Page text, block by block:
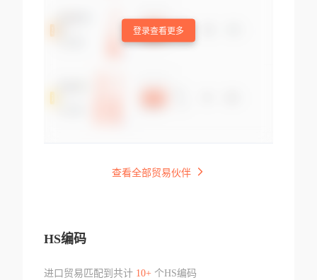
登录查看更多
查看全部贸易伙伴
HS编码
进口贸易匹配到共计 10+个HS编码